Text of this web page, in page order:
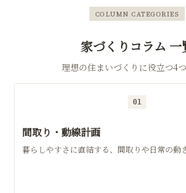
COLUMN CATEGORIES
家づくりコラム 一
理想の住まいづくりに役立つ4
01
間取り・動線計画
暮らしやすさに直結する、間取りや日常の動